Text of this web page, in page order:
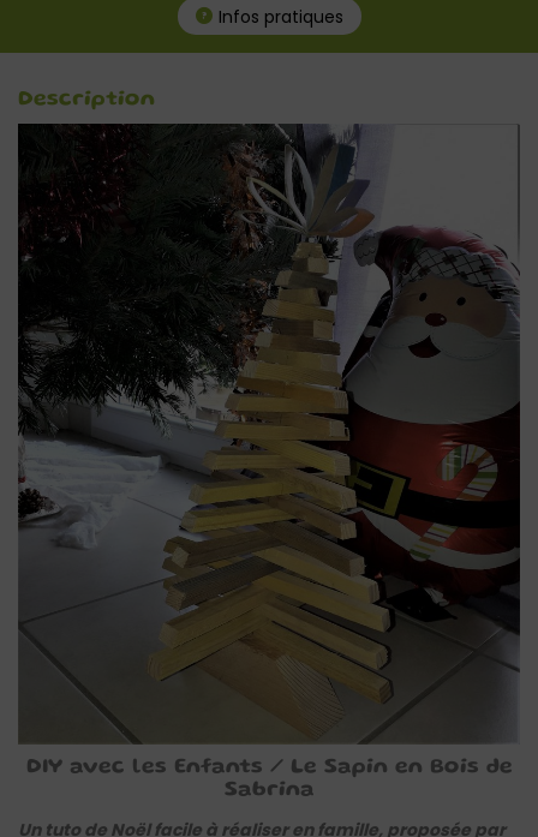
Infos pratiques
Description
DIY avec les Enfants / Le Sapin en Bois de
Sabrina
Un tuto de Noël facile à réaliser en famille, proposée par